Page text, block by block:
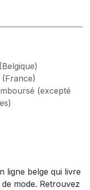
(excepté
ligne belge qui livre
mode. Retrouvez